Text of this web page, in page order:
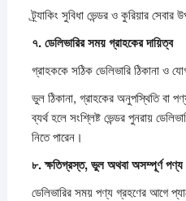
ট্র্যাকিং সুবিধা ভেন্ডর ও কুরিয়ার সেবার
৭.ডেলিভারিরসময়গ্রাহকেরদায়িত্ব
গ্রাহককে সঠিক ডেলিভারি ঠিকানা ও
ভুল ঠিকানা, গ্রাহকের অনুপস্থিতি বা
ব্যর্থ হলে সংশ্লিষ্ট ভেন্ডর পুনরায়
নিতে পারেন।
৮.ক্ষতিগ্রস্ত,ভুলঅথবাঅসম্পূর্ণপণ্য
ডেলিভারির সময় পণ্য গ্রহণের আগে